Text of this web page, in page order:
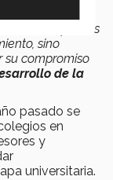
representó
a quienes
sino
compromiso
de la
pasado se
en
y
universitaria.